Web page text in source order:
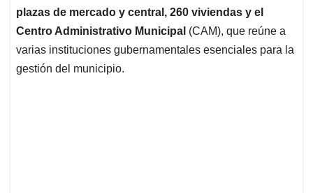
plazas de mercado y central, 260 viviendas y el
Centro Administrativo Municipal (CAM), que reúne a
varias instituciones gubernamentales esenciales para la
gestión del municipio.